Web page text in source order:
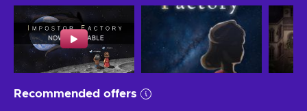
Recommended offers